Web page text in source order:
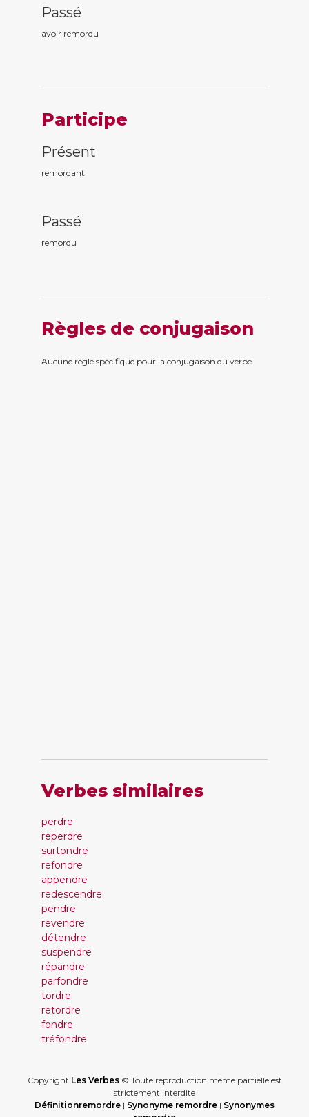
Passé
avoir remordu
Participe
Présent
remordant
Passé
remordu
Règles de conjugaison
Aucune règle spécifique pour la conjugaison du verbe
Verbes similaires
perdre
reperdre
surtondre
refondre
appendre
redescendre
pendre
revendre
détendre
suspendre
répandre
parfondre
tordre
retordre
fondre
tréfondre
Copyright Les Verbes© Toute reproduction même partielle est
strictement interdite
Définitionremordre | Synonyme remordre | Synonymes